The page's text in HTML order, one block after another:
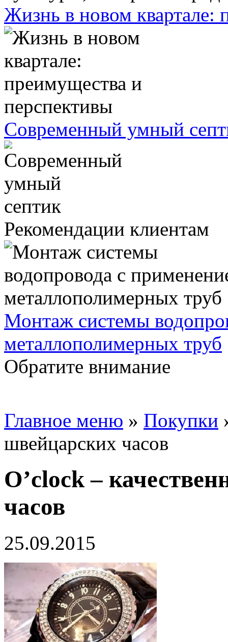
Жизнь в новом квартале:
Современный умный
Рекомендации клиентам
Монтаж системы
металлополимерных труб
Обратите внимание
Главное меню » Покупки
швейцарских часов
O’clock –
часов
25.09.2015